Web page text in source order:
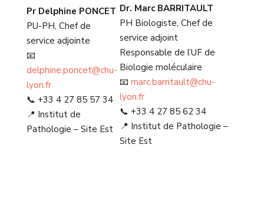
Pr Delphine PONCET
PU-PH, Chef de
service adjointe
📧
delphine.poncet@chu-
lyon.fr
📞 +33 4 27 85 57 34
📍 Institut de
Pathologie – Site Est
Dr. Marc BARRITAULT
PH Biologiste, Chef de
service adjoint
Responsable de l’UF de
Biologie moléculaire
📧marc.barritault@chu-
lyon.fr
📞 +33 4 27 85 62 34
📍 Institut de Pathologie –
Site Est